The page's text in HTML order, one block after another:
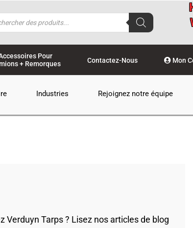
Pour
+ Remorques
Contactez-Nous Mon
Industries Rejoignez notre équipe
Verduyn Tarps ? Lisez nos articles de blog